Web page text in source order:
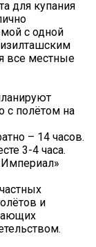
для купания
с одной
все местные
с полётом на
– 14 часов.
3-4 часа.
и